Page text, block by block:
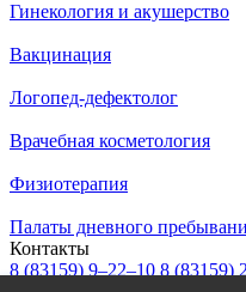
Гинекология и акушерство
Вакцинация
Логопед-дефектолог
Врачебная косметология
Физиотерапия
Палаты дневного
Контакты
8 (83159) 9–22–10 8 (83159)